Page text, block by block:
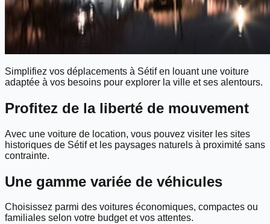
Simplifiez vos déplacements à Sétif en louant une voiture
adaptée à vos besoins pour explorer la ville et ses alentours.
Profitez de la liberté de mouvement
Avec une voiture de location, vous pouvez visiter les sites
historiques de Sétif et les paysages naturels à proximité sans
contrainte.
Une gamme variée de véhicules
Choisissez parmi des voitures économiques, compactes ou
familiales selon votre budget et vos attentes.